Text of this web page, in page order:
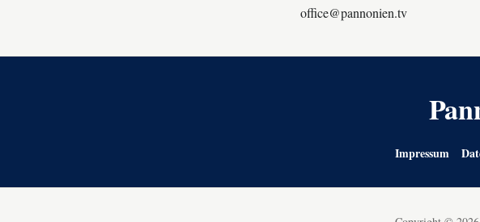
office@pannonien.tv
Impressum